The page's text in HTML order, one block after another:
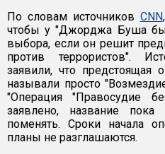
По словам источников СNN
чтобы у "Джорджа Буша
выбора, если он решит
против террористов".
заявили, что предстоящая
называли просто
"Операция "Правосудие
заявлено, название
поменять. Сроки начала
планы не разглашаются.